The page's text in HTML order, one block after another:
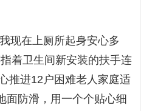
在上厕所起身安心多
着卫生间新安装的扶手连
推进12户困难老人家庭适
面防滑，用一个个贴心细